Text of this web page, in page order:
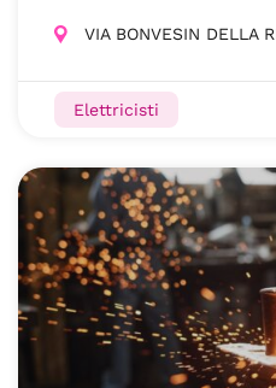
VIA BONVESIN DELLA
Elettricisti